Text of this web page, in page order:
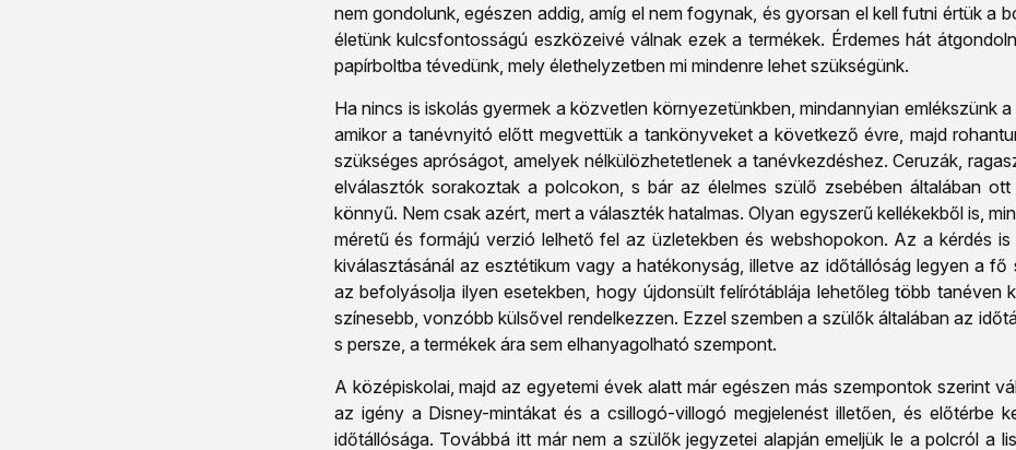
nem gondolunk, egészen addig, amíg el nem fogynak, és gyorsan el kell futni értük a
életünk kulcsfontosságú eszközeivé válnak ezek a termékek. Érdemes hát
papírboltba tévedünk, mely élethelyzetben mi mindenre lehet szükségünk.
Ha nincs is iskolás gyermek a közvetlen környezetünkben, mindannyian emlékszünk
amikor a tanévnyitó előtt megvettük a tankönyveket a következő évre, majd
szükséges apróságot, amelyek nélkülözhetetlenek a tanévkezdéshez. Ceruzák,
elválasztók sorakoztak a polcokon, s bár az élelmes szülő zsebében általában
könnyű. Nem csak azért, mert a választék hatalmas. Olyan egyszerű kellékekből is,
méretű és formájú verzió lelhető fel az üzletekben és webshopokon. Az a kérdés
kiválasztásánál az esztétikum vagy a hatékonyság, illetve az időtállóság legyen a
az befolyásolja ilyen esetekben, hogy újdonsült felírótáblája lehetőleg több tanéven
színesebb, vonzóbb külsővel rendelkezzen. Ezzel szemben a szülők általában az
s persze, a termékek ára sem elhanyagolható szempont.
A középiskolai, majd az egyetemi évek alatt már egészen más szempontok szerint
az igény a Disney-mintákat és a csillogó-villogó megjelenést illetően, és előtérbe
időtállósága. Továbbá itt már nem a szülők jegyzetei alapján emeljük le a polcról a